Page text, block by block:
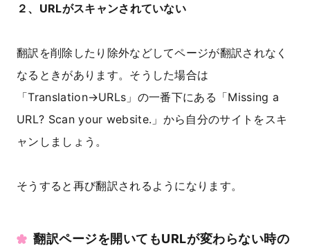
２、URLがスキャンされていない
翻訳を削除したり除外などしてページが翻訳されなく
なるときがあります。そうした場合は
「Translation→URLs」の一番下にある「Missing a
URL? Scan your website.」から自分のサイトをスキ
ャンしましょう。
そうすると再び翻訳されるようになります。
翻訳ページを開いてもURLが変わらない時の